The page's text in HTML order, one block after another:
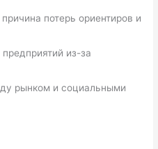
потерь ориентиров и
из-за
рынком и социальными